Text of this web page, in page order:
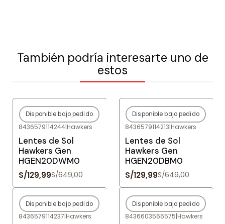
También podría interesarte uno de
estos
-80%OFF
Agotado
Disponible bajo pedido
8436579114244|Hawkers
Lentes de Sol
Hawkers Gen
HGEN20DWM0
S/129,99S/649,00
-80%OFF
Agotado
Disponible bajo pedido
8436579114213|Hawkers
Lentes de Sol
Hawkers Gen
HGEN20DBM0
S/129,99S/649,00
-80%OFF
Agotado
Disponible bajo pedido
8436579114237|Hawkers
-80%OFF
Agotado
Disponible bajo pedido
8436603566575|Hawkers